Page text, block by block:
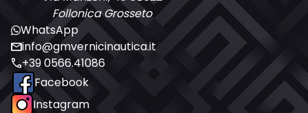
Follonica Grosseto
WhatsApp
mailinfo@gmvernicinautica.it
call+39 0566.41086
Facebook
Instagram